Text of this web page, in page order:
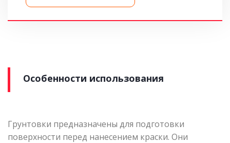
Особенности использования
Грунтовки предназначены для подготовки
поверхности перед нанесением краски. Они